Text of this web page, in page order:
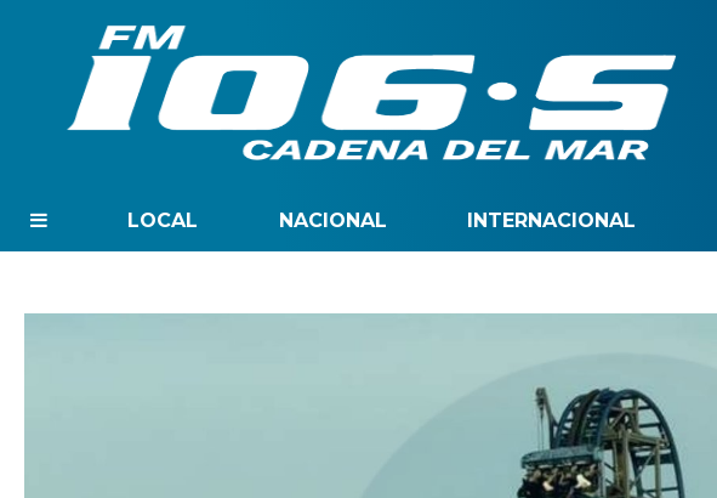
LOCAL NACIONAL INTERNACIONAL